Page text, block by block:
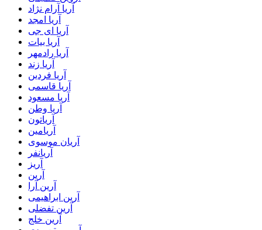
آریا آرام نژاد
آریا امجد
آریا ای جی
آریا بیات
آریا رادمهر
آریا زند
آریا فردین
آریا قاسمی
آریا مسعود
آریا وطن
آریاتون
آریامین
آریان موسوی
آریانفر
آریز
آرین
آرین آرا
آرین ابراهیمی
آرین تفضلی
آرین خلج